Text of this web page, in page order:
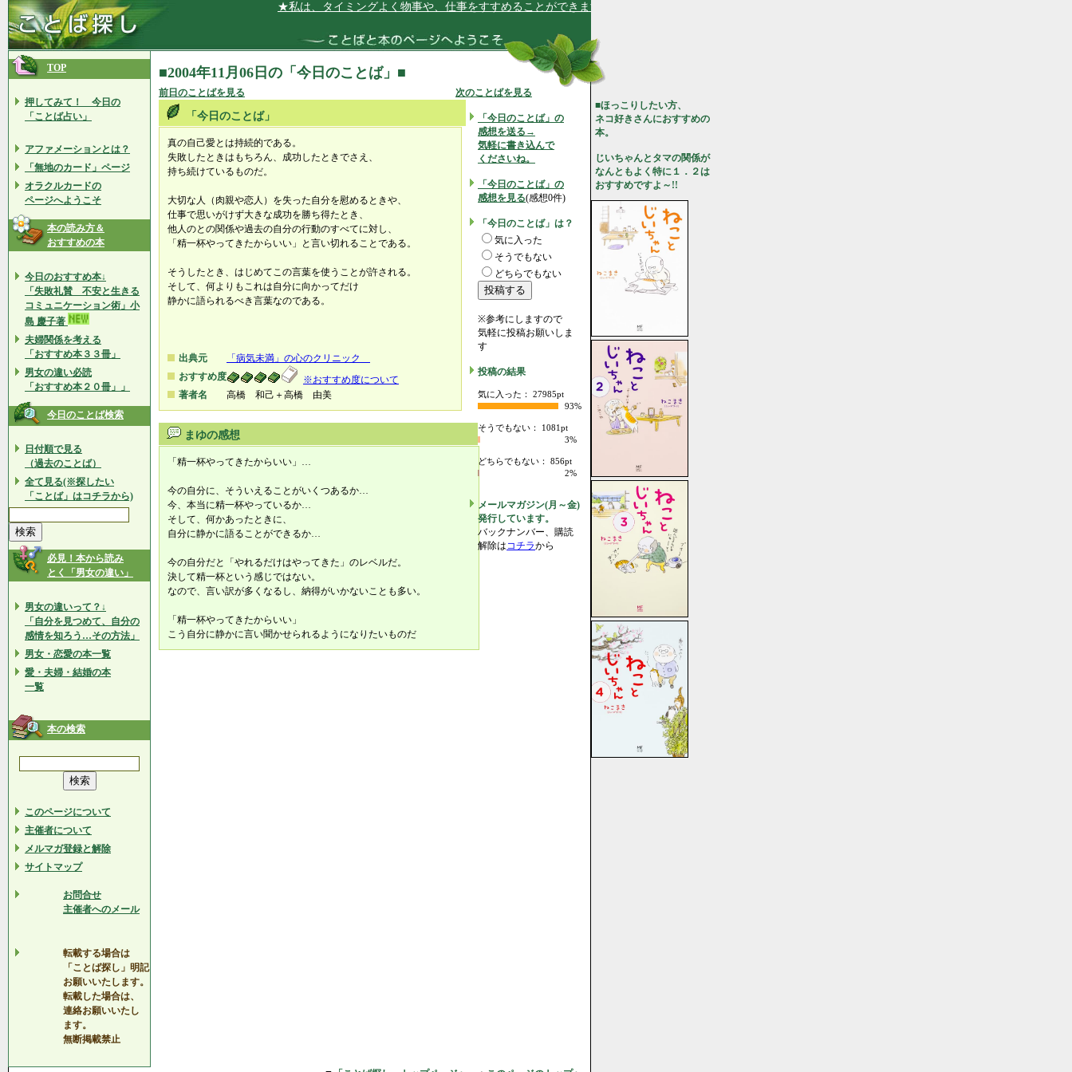
★私は、タイミングよく物事や、仕事をすすめることができます★
TOP
押してみて！ 今日の
「ことば占い」
アファメーションとは？
「無地のカード」ページ
オラクルカードの
ページへようこそ
本の読み方＆
おすすめの本
今日のおすすめ本↓
「失敗礼賛 不安と生きる
コミュニケーション術」小
島 慶子著
夫婦関係を考える
「おすすめ本３３冊」
男女の違い必読
「おすすめ本２０冊」」
今日のことば検索
日付順で見る
（過去のことば）
全て見る(※探したい
「ことば」はコチラから)
必見！本から読み
とく「男女の違い」
男女の違いって？↓
「自分を見つめて、自分の
感情を知ろう…その方法」
男女・恋愛の本一覧
愛・夫婦・結婚の本
一覧
本の検索
このページについて
主催者について
メルマガ登録と解除
サイトマップ
お問合せ
主催者へのメール
転載する場合は
「ことば探し」明記
お願いいたします。
転載した場合は、
連絡お願いいたし
ます。
無断掲載禁止
■2004年11月06日の「今日のことば」■
前日のことばを見る 次のことばを見る
「今日のことば」
真の自己愛とは持続的である。
失敗したときはもちろん、成功したときでさえ、
持ち続けているものだ。
大切な人（肉親や恋人）を失った自分を慰めるときや、
仕事で思いがけず大きな成功を勝ち得たとき、
他人のとの関係や過去の自分の行動のすべてに対し、
「精一杯やってきたからいい」と言い切れることである。
そうしたとき、はじめてこの言葉を使うことが許される。
そして、何よりもこれは自分に向かってだけ
静かに語られるべき言葉なのである。
出典元
「病気未満」の心のクリニック
おすすめ度
※おすすめ度について
著者名
高橋 和己＋高橋 由美
まゆの感想
「精一杯やってきたからいい」…
今の自分に、そういえることがいくつあるか…
今、本当に精一杯やっているか…
そして、何かあったときに、
自分に静かに語ることができるか…
今の自分だと「やれるだけはやってきた」のレベルだ。
決して精一杯という感じではない。
なので、言い訳が多くなるし、納得がいかないことも多い。
「精一杯やってきたからいい」
こう自分に静かに言い聞かせられるようになりたいものだ
「今日のことば」の
感想を送る→
気軽に書き込んで
くださいね。
「今日のことば」の
感想を見る(感想0件)
「今日のことば」は？
気に入った
そうでもない
どちらでもない
※参考にしますので
気軽に投稿お願いしま
す
投稿の結果
気に入った： 27985pt
93%
そうでもない： 1081pt
3%
どちらでもない： 856pt
2%
メールマガジン(月～金)
発行しています。
バックナンバー、購読
解除はコチラから
■ほっこりしたい方、
ネコ好きさんにおすすめの
本。
じいちゃんとタマの関係が
なんともよく特に１．２は
おすすめですよ～!!